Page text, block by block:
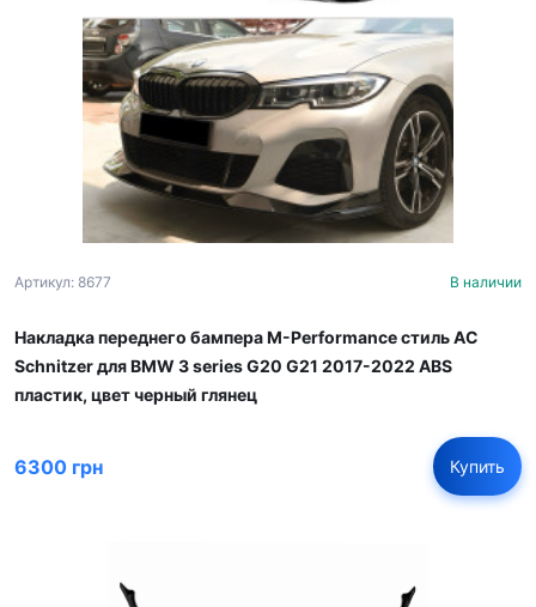
Артикул: 8677 В наличии
Накладка переднего бампера M-Performance стиль AC
Schnitzer для BMW 3 series G20 G21 2017-2022 ABS
пластик, цвет черный глянец
6300 грн Купить